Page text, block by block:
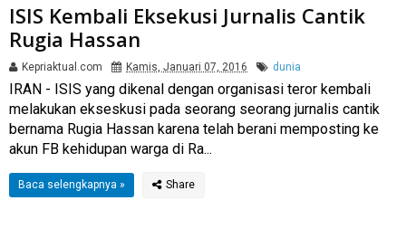
ISIS Kembali Eksekusi Jurnalis Cantik
Rugia Hassan
Kepriaktual.com Kamis, Januari 07, 2016 dunia
​IRAN - ISIS yang dikenal dengan organisasi teror kembali
melakukan ekseskusi pada seorang seorang jurnalis cantik
bernama Rugia Hassan karena telah berani memposting ke
akun FB kehidupan warga di Ra...
Baca selengkapnya »